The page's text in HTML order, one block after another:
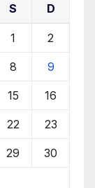
S D
1 2
8 9
15 16
22 23
29 30